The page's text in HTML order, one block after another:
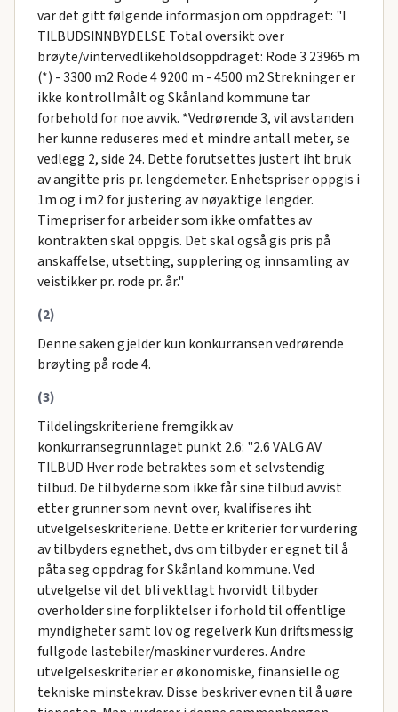
var det gitt følgende informasjon om oppdraget: "I
TILBUDSINNBYDELSE Total oversikt over
brøyte/vintervedlikeholdsoppdraget: Rode 3 23965 m
(*) - 3300 m2 Rode 4 9200 m - 4500 m2 Strekninger er
ikke kontrollmålt og Skånland kommune tar
forbehold for noe avvik. *Vedrørende 3, vil avstanden
her kunne reduseres med et mindre antall meter, se
vedlegg 2, side 24. Dette forutsettes justert iht bruk
av angitte pris pr. lengdemeter. Enhetspriser oppgis i
1m og i m2 for justering av nøyaktige lengder.
Timepriser for arbeider som ikke omfattes av
kontrakten skal oppgis. Det skal også gis pris på
anskaffelse, utsetting, supplering og innsamling av
veistikker pr. rode pr. år."
(2)
Denne saken gjelder kun konkurransen vedrørende
brøyting på rode 4.
(3)
Tildelingskriteriene fremgikk av
konkurransegrunnlaget punkt 2.6: "2.6 VALG AV
TILBUD Hver rode betraktes som et selvstendig
tilbud. De tilbyderne som ikke får sine tilbud avvist
etter grunner som nevnt over, kvalifiseres iht
utvelgelseskriteriene. Dette er kriterier for vurdering
av tilbyders egnethet, dvs om tilbyder er egnet til å
påta seg oppdrag for Skånland kommune. Ved
utvelgelse vil det bli vektlagt hvorvidt tilbyder
overholder sine forpliktelser i forhold til offentlige
myndigheter samt lov og regelverk Kun driftsmessig
fullgode lastebiler/maskiner vurderes. Andre
utvelgelseskriterier er økonomiske, finansielle og
tekniske minstekrav. Disse beskriver evnen til å uøre